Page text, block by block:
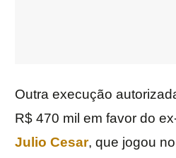
Outra execução
R$ 470 mil em favor do
Julio Cesar, que jogou no